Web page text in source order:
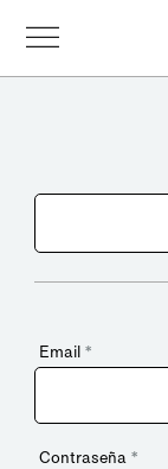
Email *
Contraseña *